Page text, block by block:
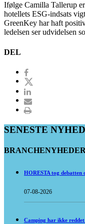
Ifølge Camilla Tallerup
hotellets ESG-indsats
GreenKey har haft
ledelsen ser udvidelsen
DEL
SENESTE
BRANCHENYHEDER
HORESTA tog debatten
07-08-2026
Camping har ikke